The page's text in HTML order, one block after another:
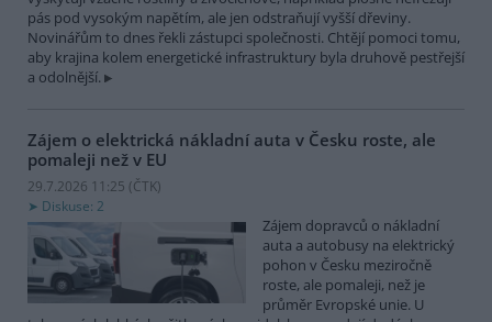
pás pod vysokým napětím, ale jen odstraňují vyšší dřeviny.
Novinářům to dnes řekli zástupci společnosti. Chtějí pomoci tomu,
aby krajina kolem energetické infrastruktury byla druhově pestřejší
a odolnější.
Zájem o elektrická nákladní auta v Česku roste, ale
pomaleji než v EU
29.7.2026 11:25 (ČTK)
Diskuse: 2
Zájem dopravců o nákladní
auta a autobusy na elektrický
pohon v Česku meziročně
roste, ale pomaleji, než je
průměr Evropské unie. U